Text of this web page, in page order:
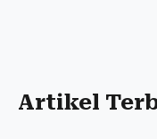
Artikel